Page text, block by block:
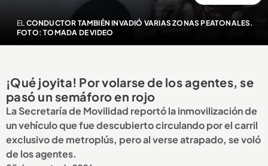
EL CONDUCTOR TAMBIÉN INVADIÓ VARIAS ZONAS PEATONALES.
FOTO: TOMADA DE VIDEO
¡Qué joyita! Por volarse de los agentes, se
pasó un semáforo en rojo
La Secretaría de Movilidad reportó la inmovilización de
un vehículo que fue descubierto circulando por el carril
exclusivo de metroplús, pero al verse atrapado, se voló
de los agentes.